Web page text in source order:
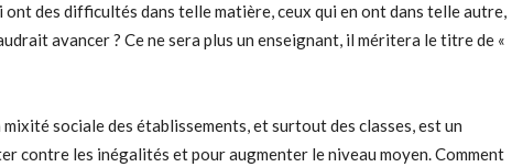
ont des difficultés dans telle matière, ceux qui en ont dans telle autre,
avancer ? Ce ne sera plus un enseignant, il méritera le titre de «
sociale des établissements, et surtout des classes, est un
contre les inégalités et pour augmenter le niveau moyen. Comment